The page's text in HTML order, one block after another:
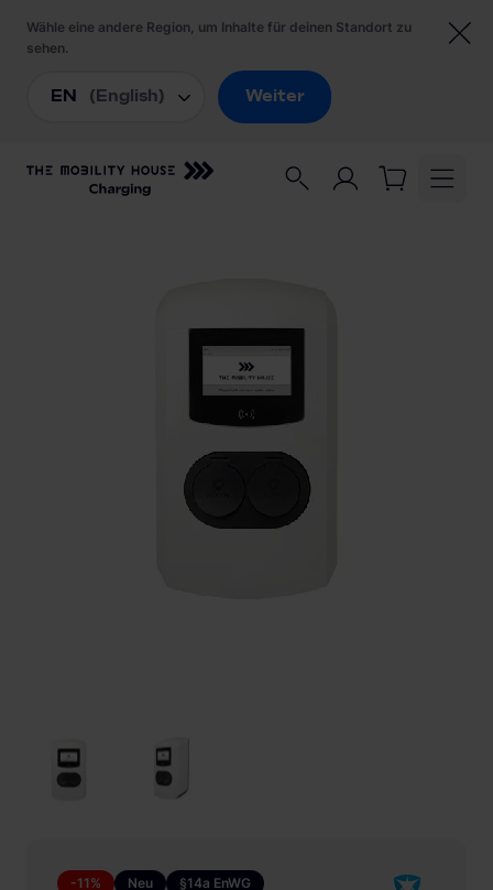
Ladestationen
-11% Neu §14a EnWG